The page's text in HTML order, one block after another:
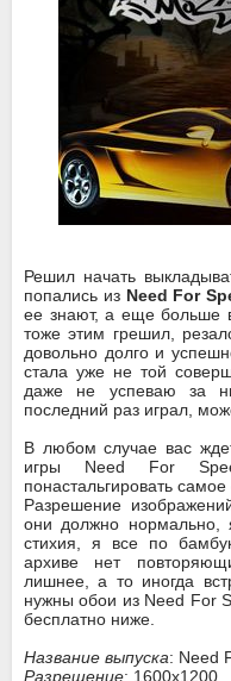
Решил начать
попались из Need For
ее знают, а еще больше
тоже этим грешил,
довольно долго и
стала уже не той
даже не успеваю за
последний раз играл,
В любом случае вас
игры Need For
понастальгировать
Разрешение
они должно
стихия, я все по
архиве нет
лишнее, а то иногда
нужны обои из Need For
бесплатно ниже.
Название выпуска: Need
Разрешение: 1600x1200